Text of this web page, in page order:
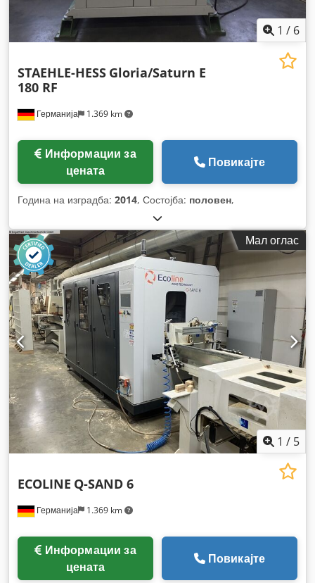
1 / 6
Германија 1.369 km
STAEHLE-HESS Gloria/Saturn E
180 RF
цената
Повикајте
Година на изградба: 2014, Состојба: половен,
Мал оглас
1 / 5
Германија 1.369 km
ECOLINE Q-SAND 6
цената
Повикајте